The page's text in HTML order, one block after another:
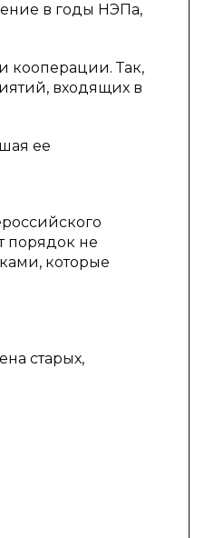
в годы НЭПа,
кооперации. Так,
входящих в
ее
порядок не
которые
старых,